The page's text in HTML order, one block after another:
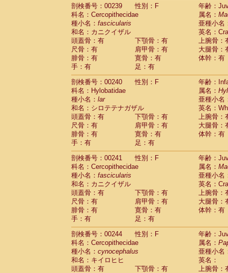
剖検番号：00239
性別：F
年齢：
科名：Cercopithecidae
属名：
種小名： fascicularis
亜種小名
和名：カニクイザル
英名：
頭蓋骨：有
下顎骨：有
上腕骨：
尺骨：有
肩甲骨：有
大腿骨：
腓骨：有
寛骨：有
体幹：有
手：有
足：有
剖検番号：00240
性別：F
年齢：
科名：Hylobatidae
属名：
種小名： lar
亜種小名
和名：シロテテナガザル
英名：
頭蓋骨：有
下顎骨：有
上腕骨：
尺骨：有
肩甲骨：有
大腿骨：
腓骨：有
寛骨：有
体幹：有
手：有
足：有
剖検番号：00241
性別：F
年齢：
科名：Cercopithecidae
属名：
種小名： fascicularis
亜種小名
和名：カニクイザル
英名：
頭蓋骨：有
下顎骨：有
上腕骨：
尺骨：有
肩甲骨：有
大腿骨：
腓骨：有
寛骨：有
体幹：有
手：有
足：有
剖検番号：00244
性別：F
年齢：
科名：Cercopithecidae
属名：
種小名： cynocephalus
亜種小名
和名：キイロヒヒ
英名：
頭蓋骨：有
下顎骨：有
上腕骨：